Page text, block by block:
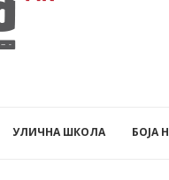
УЛИЧНА ШКОЛА БОЈА